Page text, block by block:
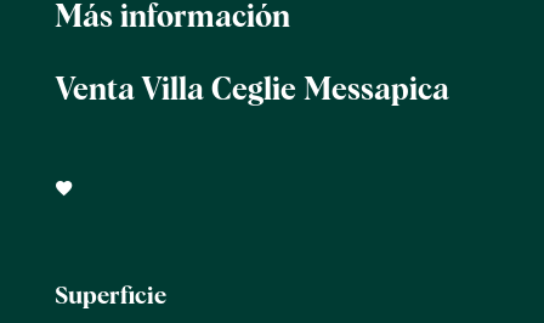
Más información
Venta Villa Ceglie Messapica
Superficie